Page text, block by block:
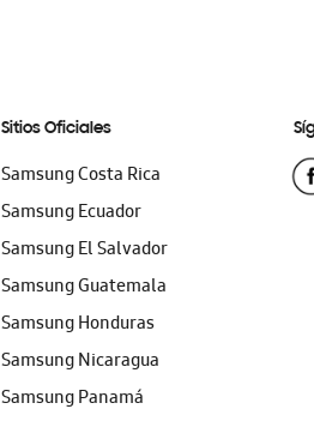
Sitios Oficiales
Samsung Costa Rica
Samsung Ecuador
Samsung El Salvador
Samsung Guatemala
Samsung Honduras
Samsung Nicaragua
Samsung Panamá